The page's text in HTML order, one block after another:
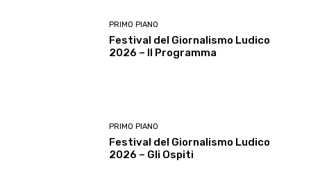
PRIMO PIANO
Festival del Giornalismo Ludico
2026 – Il Programma
PRIMO PIANO
Festival del Giornalismo Ludico
2026 – Gli Ospiti